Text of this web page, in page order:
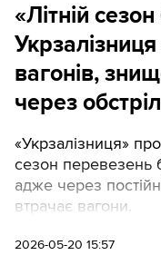
«Літній
Укрзалізниця
вагонів,
через
«Укрзалізниця»
сезон перевезень
адже через
втрачає вагони.
2026-05-20 15:57